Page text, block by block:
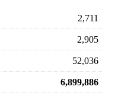
2,711
2,905
52,036
6,899,886